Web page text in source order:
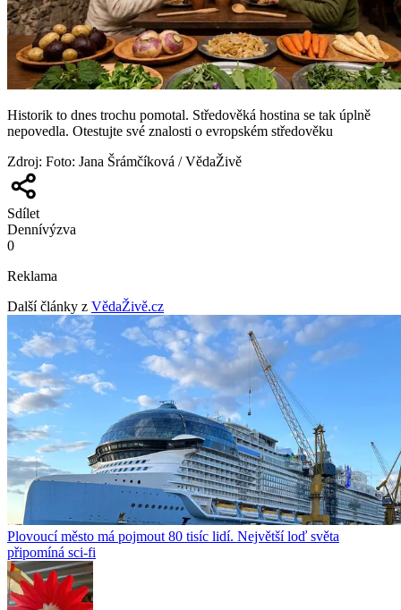
Historik to dnes trochu pomotal. Středověká hostina se tak úplně
nepovedla. Otestujte své znalosti o evropském středověku
Zdroj: Foto: Jana Šrámčíková / VědaŽivě
Sdílet
Dennívýzva
0
Reklama
Další články z VědaŽivě.cz
Plovoucí město má pojmout 80 tisíc lidí. Největší loď světa
připomíná sci-fi